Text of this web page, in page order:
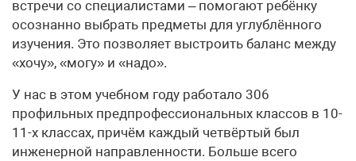
встречи со специалистами – помогают ребёнку
осознанно выбрать предметы для углублённого
изучения. Это позволяет выстроить баланс между
«хочу», «могу» и «надо».
У нас в этом учебном году работало 306
профильных предпрофессиональных классов в 10-
11-х классах, причём каждый четвёртый был
инженерной направленности. Больше всего